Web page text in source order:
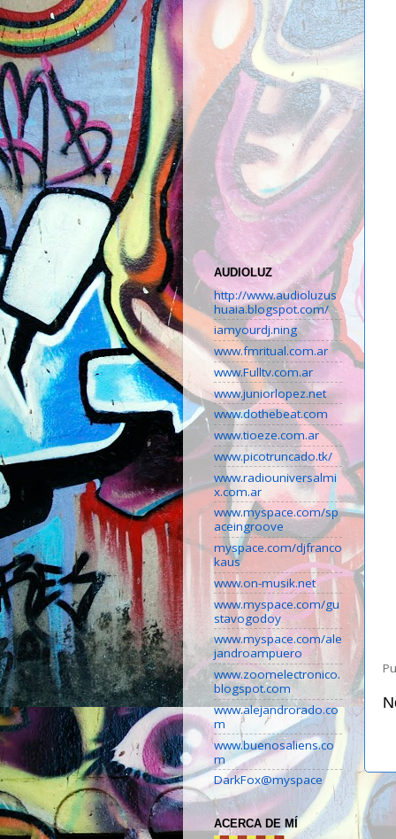
AUDIOLUZ
http://www.audioluzus
huaia.blogspot.com/
iamyourdj.ning
www.fmritual.com.ar
www.Fulltv.com.ar
www.juniorlopez.net
www.dothebeat.com
www.tioeze.com.ar
www.picotruncado.tk/
www.radiouniversalmi
x.com.ar
www.myspace.com/sp
aceingroove
myspace.com/djfranco
kaus
www.on-musik.net
www.myspace.com/gu
stavogodoy
www.myspace.com/ale
jandroampuero
www.zoomelectronico.
blogspot.com
www.alejandrorado.co
m
www.buenosaliens.co
m
DarkFox@myspace
ACERCA DE MÍ